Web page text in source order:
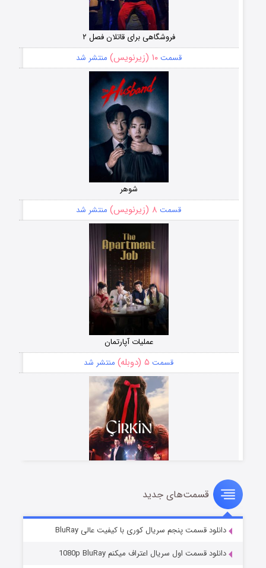
فروشگاهی برای قاتلان فصل ۲
قسمت۱۰ (زیرنویس) منتشر شد
شوهر
قسمت ۸ (زیرنویس) منتشر شد
عملیات آپارتمان
قسمت ۵ (دوبله) منتشر شد
سریال زشت
قسمت۲ (زیرنویس) منتشر شد
قسمت‌های جدید
دانلود قسمت پنجم سریال کوری با کیفیت عالی BluRay
دانلود قسمت اول سریال اعتراف میکنم 1080p BluRay